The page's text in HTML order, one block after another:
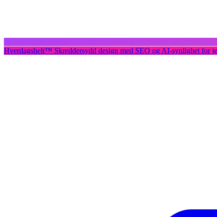
Hverdagshelt™ Skreddersydd design med SEO og AI-synlighet for